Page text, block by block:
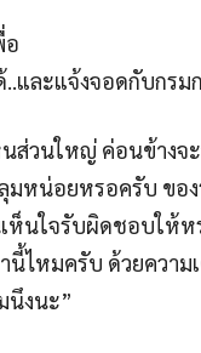
อ
และแจ้งจอดกับกรม
ส่วนใหญ่ ค่อนข้างจ
หน่อยหรอครับ ขอ
ห็นใจรับผิดชอบให้
นี้ไหมครับ ด้วยความ
นึงนะ”